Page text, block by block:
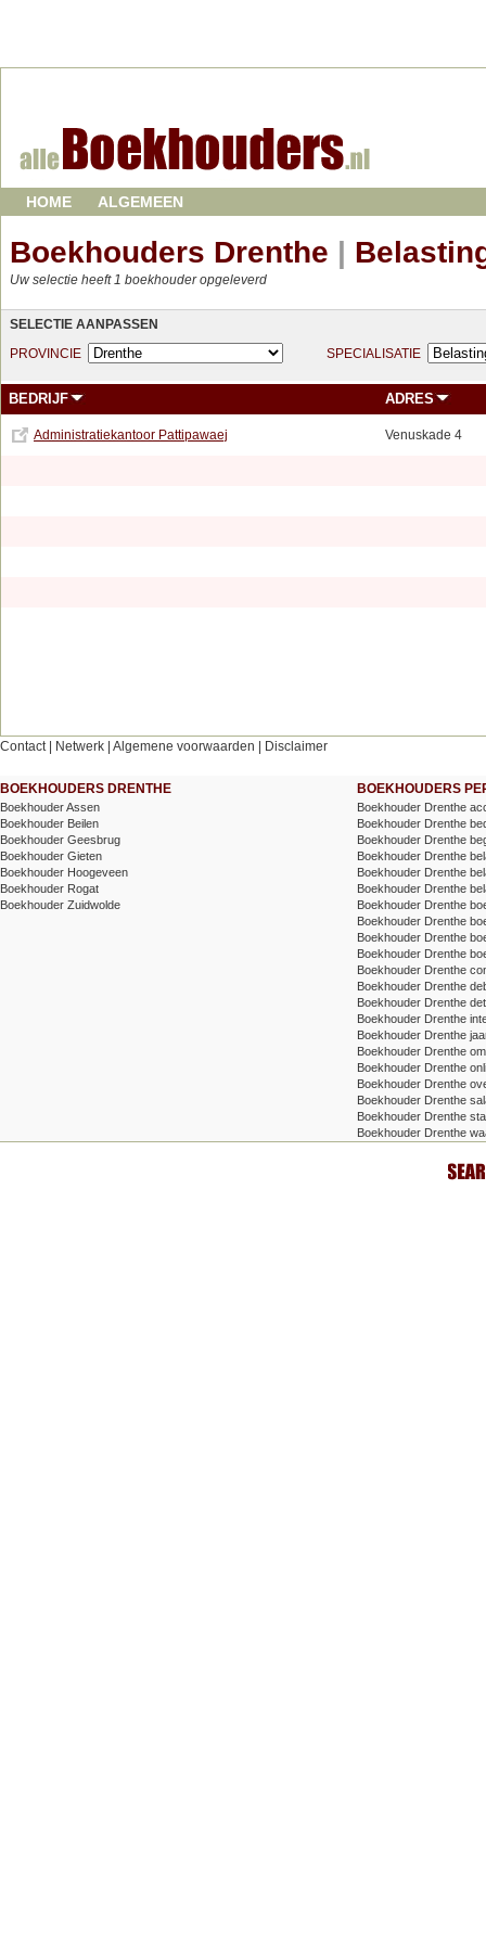
HOME ALGEMEEN
Boekhouders Drenthe |
Uw selectie heeft 1 boekhouder opgeleverd
SELECTIE AANPASSEN
PROVINCIE
SPECIALISATIE
BEDRIJF ADRES
Administratiekantoor Pattipawaej Venuskade 4
Contact| Netwerk Algemene voorwaarden Disclaimer
BOEKHOUDERS DRENTHE
Boekhouder Assen
Boekhouder Beilen
Boekhouder Geesbrug
Boekhouder Gieten
Boekhouder Hoogeveen
Boekhouder Rogat
Boekhouder Zuidwolde
BOEKHOUDERS
Boekhouder Drenthe
Boekhouder Drenthe
Boekhouder Drenthe
Boekhouder Drenthe
Boekhouder Drenthe
Boekhouder Drenthe
Boekhouder Drenthe
Boekhouder Drenthe
Boekhouder Drenthe
Boekhouder Drenthe
Boekhouder Drenthe
Boekhouder Drenthe
Boekhouder Drenthe
Boekhouder Drenthe
Boekhouder Drenthe
Boekhouder Drenthe
Boekhouder Drenthe
Boekhouder Drenthe
Boekhouder Drenthe
Boekhouder Drenthe
Boekhouder Drenthe